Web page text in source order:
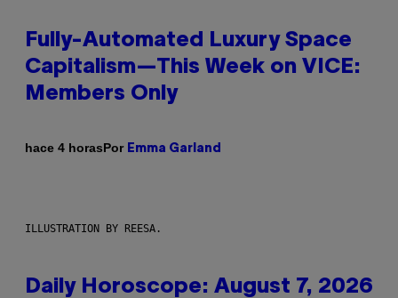
Fully-Automated Luxury Space
Capitalism—This Week on VICE:
Members Only
hace 4 horasPor Emma Garland
ILLUSTRATION BY REESA.
Daily Horoscope: August 7, 2026